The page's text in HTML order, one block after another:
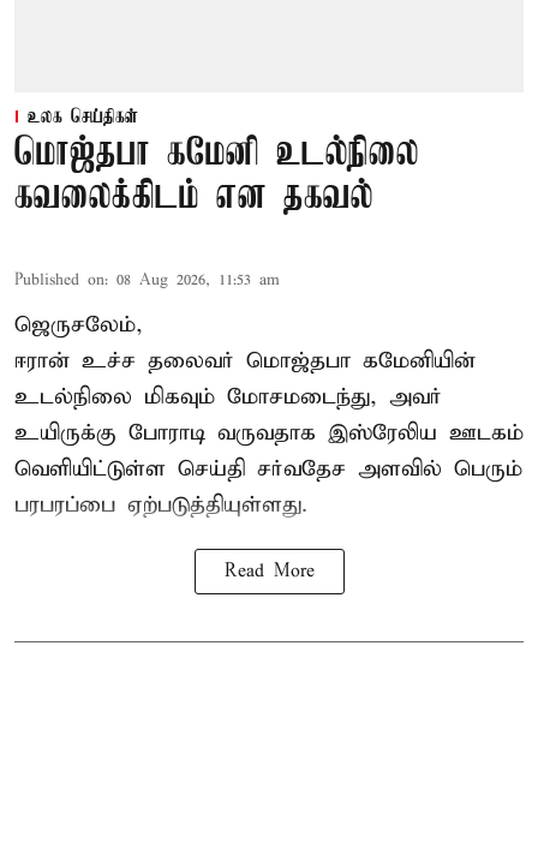
உலக செய்திகள்
மொஜ்தபா கமேனி உடல்நிலை
கவலைக்கிடம் என தகவல்
Published on: 08 Aug 2026, 11:53 am
ஜெருசலேம்,
ஈரான் உச்ச தலைவர் மொஜ்தபா கமேனியின்
உடல்நிலை மிகவும் மோசமடைந்து, அவர்
உயிருக்கு போராடி வருவதாக இஸ்ரேலிய ஊடகம்
வெளியிட்டுள்ள செய்தி சர்வதேச அளவில் பெரும்
பரபரப்பை ஏற்படுத்தியுள்ளது.
Read More